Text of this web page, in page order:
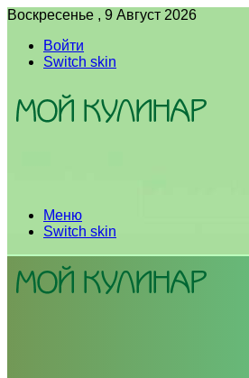
Воскресенье , 9 Август 2026
Войти
Switch skin
Меню
Switch skin